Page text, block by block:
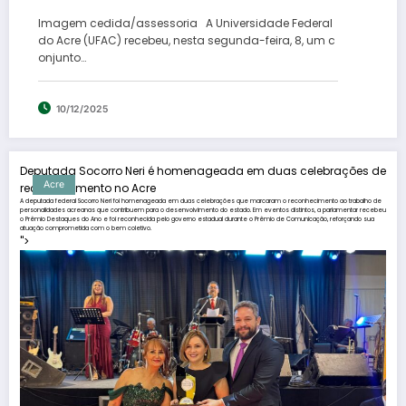
inclusão
Imagem cedida/assessoria A Universidade Federal
do Acre (UFAC) recebeu, nesta segunda-feira, 8, um c
onjunto…
10/12/2025
Deputada Socorro Neri é homenageada em duas celebrações de
reconhecimento no Acre
A deputada federal Socorro Neri foi homenageada em duas celebrações que marcaram o reconhecimento ao trabalho de
personalidades acreanas que contribuem para o desenvolvimento do estado. Em eventos distintos, a parlamentar recebeu
o Prêmio Destaques do Ano e foi reconhecida pelo governo estadual durante o Prêmio de Comunicação, reforçando sua
atuação comprometida com o bem coletivo.
">
Acre